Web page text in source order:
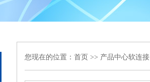
您现在的位置： 首页 >> 产品中心软连接